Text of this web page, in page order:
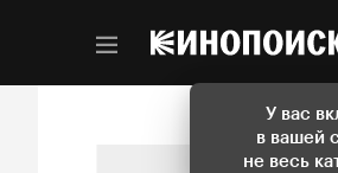
У вас
в вашей
не весь